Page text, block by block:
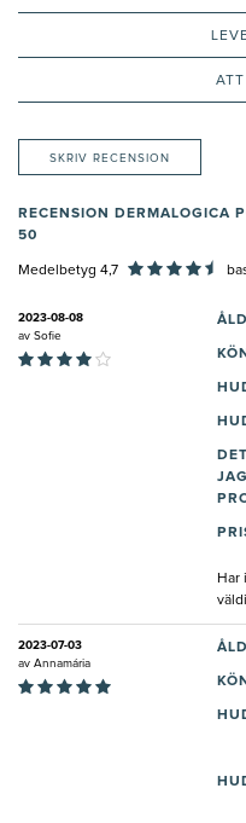
SKRIV RECENSION
RECENSION DERMALOGICA
50
Medelbetyg 4,7
2023-08-08
av Sofie
KÖN
Har
2023-07-03
av Annamária
KÖN